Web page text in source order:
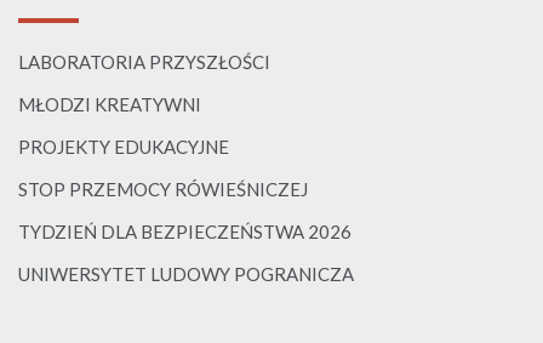
LABORATORIA PRZYSZŁOŚCI
MŁODZI KREATYWNI
PROJEKTY EDUKACYJNE
STOP PRZEMOCY RÓWIEŚNICZEJ
TYDZIEŃ DLA BEZPIECZEŃSTWA 2026
UNIWERSYTET LUDOWY POGRANICZA